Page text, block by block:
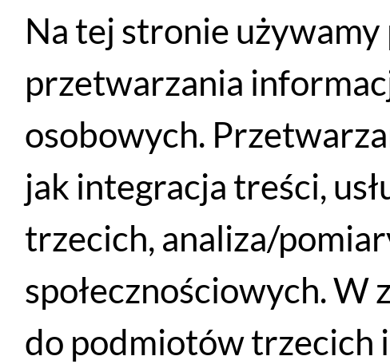
Rozmiar Wzrost rowerzysty
XS 147 - 155 cm
S 155 - 165 cm
M 165 - 175 cm
L 175 - 186 cm
Na tej stronie
przetwarzania
osobowych.
jak integracja treści,
trzecich, analiza/
społecznościowych. W
do podmiotów trzecich